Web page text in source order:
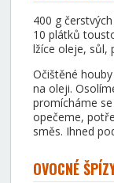
400 g
10 plátků
lžíce oleje, sůl,
Očištěné
na oleji.
promícháme
opečeme,
směs. Ihned
OVOCNÉ